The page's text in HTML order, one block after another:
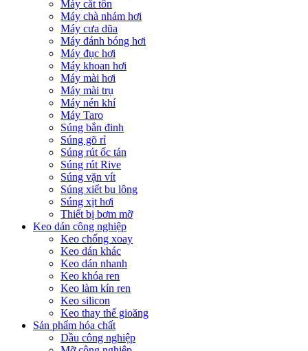
Máy cắt tôn
Máy chà nhám hơi
Máy cưa dũa
Máy đánh bóng hơi
Máy đục hơi
Máy khoan hơi
Máy mài hơi
Máy mài trụ
Máy nén khí
Máy Taro
Súng bắn đinh
Súng gõ rỉ
Súng rút ốc tán
Súng rút Rive
Súng vặn vít
Súng xiết bu lông
Súng xịt hơi
Thiết bị bơm mỡ
Keo dán công nghiệp
Keo chống xoay
Keo dán khác
Keo dán nhanh
Keo khóa ren
Keo làm kín ren
Keo silicon
Keo thay thế gioăng
Sản phẩm hóa chất
Dầu công nghiệp